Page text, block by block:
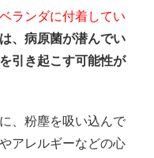
ランダに付着してい
、病原菌が潜んでい
引き起こす可能性が
、粉塵を吸い込んで
アレルギーなどの心